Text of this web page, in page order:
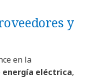
y
en la
energía eléctrica,